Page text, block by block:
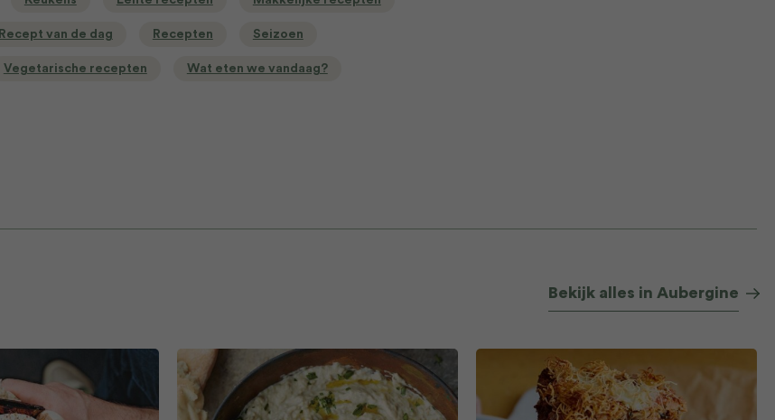
Recept van de dag Recepten Seizoen
Vegetarische recepten Wat eten we vandaag?
Bekijk alles in Aubergine